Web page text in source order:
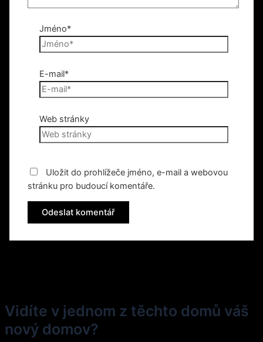
Jméno*
E-mail*
Web stránky
Uložit do prohlížeče jméno, e-mail a webovou
stránku pro budoucí komentáře.
Vidíte v jednom z těchto domů váš
nový domov?